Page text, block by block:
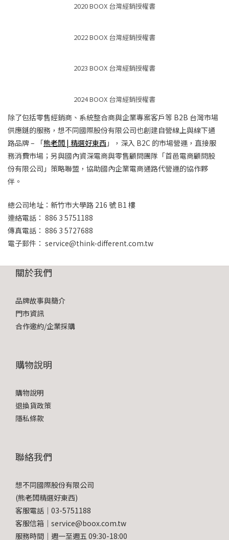
2020 BOOX 台灣經銷授權書
2022 BOOX 台灣經銷授權書
2023 BOOX 台灣經銷授權書
2024 BOOX 台灣經銷授權書
除了包括零售經銷商、系統整合商與企業專案客戶等 B2B 台灣市場
供應鏈的服務，想不同國際股份有限公司也創建自營線上與線下通
路品牌 – 「熊老闆 | 精選好東西 」，深入 B2C 的市場營運，直接服
務消費市場；另與國內資深電商與零售顧問團隊「首邑電商顧問股
份有限公司」策略聯盟，協助國內企業電商通路代營運的協作夥
伴。
總公司地址：新竹市大學路 216 號 B1 樓
連絡電話： 886 3 5751188
傳真電話： 886 3 5727688
電子郵件： service@think-different.com.tw
關於我們
品牌故事與簡介
門市資訊
合作邀約/企業採購
購物說明
購物說明
退換貨政策
隱私條款
聯絡我們
想不同國際股份有限公司
(熊老闆精選好東西)
客服電話｜03-5751188
客服信箱｜service@boox.com.tw
服務時間｜週一至週五 09:30-18:00